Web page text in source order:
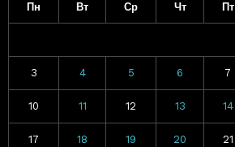
Пн Вт Ср Чт Пт
3 4 5 6 7
10 11 12 13 14
17 18 19 20 21